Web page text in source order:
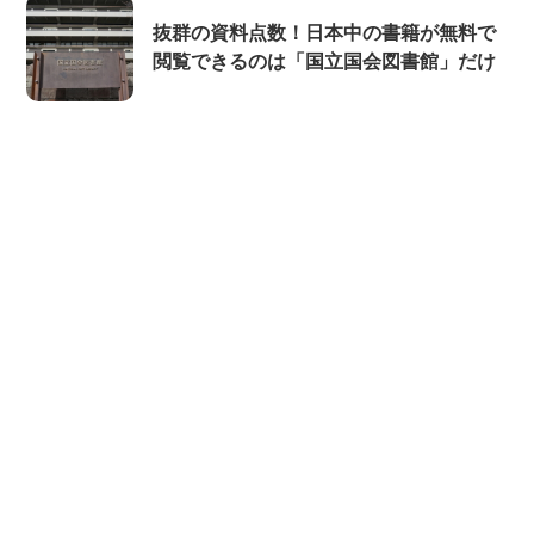
抜群の資料点数！日本中の書籍が無料で
閲覧できるのは「国立国会図書館」だけ